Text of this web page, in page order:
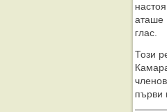
аташе
глас.
Този
първи